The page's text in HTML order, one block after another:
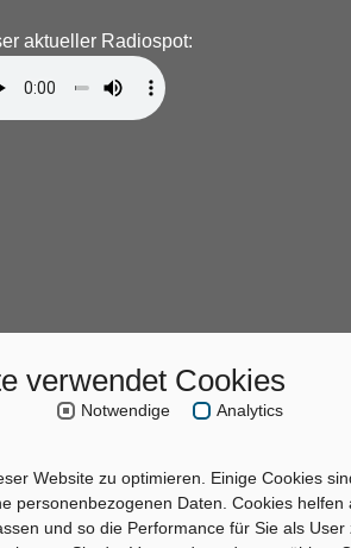
aktueller Radiospot:
verwendet Cookies
Notwendige Analytics
Website zu optimieren. Einige Cookies
personenbezogenen Daten. Cookies
und so die Performance für Sie als